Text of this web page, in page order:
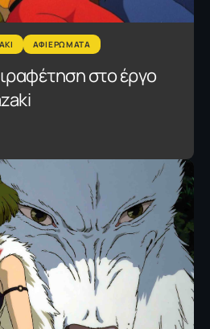
ΑΦΙΕΡΩΜΑΤΑ
στο έργο